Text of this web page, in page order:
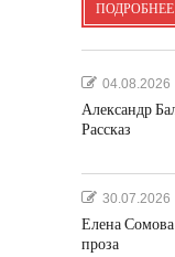
ПОДРОБНЕЕ
04.08.2026
Александр
Рассказ
30.07.2026
Елена
проза